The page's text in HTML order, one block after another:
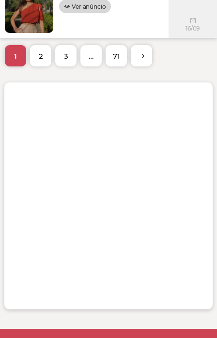
Ver anúncio
16/09
1 2 3 … 71